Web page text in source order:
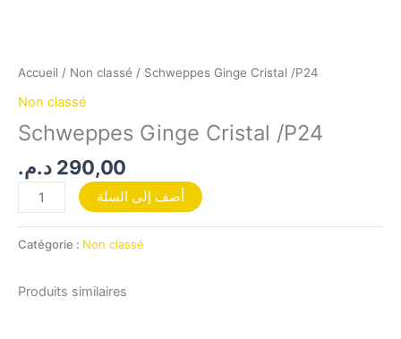
Accueil / Non classé / Schweppes Ginge Cristal /P24
Non classé
Schweppes Ginge Cristal /P24
290,00 د.م.
أضف إلى السلة
Catégorie : Non classé
Produits similaires